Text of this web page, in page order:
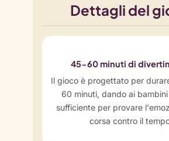
Dettagli del
45-60 minuti di
Il gioco è progettato per
60 minuti, dando ai
sufficiente per provare
corsa contro il